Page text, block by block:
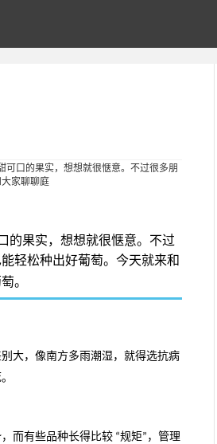
口的果实，想想就很惬意。不过很多朋
家聊聊庭
的果实，想想就很惬意。不过
轻松种出好葡萄。今天就来和
。
大，像南方多雨潮湿，就得选抗病
而有些品种长得比较 “规矩” ，管理